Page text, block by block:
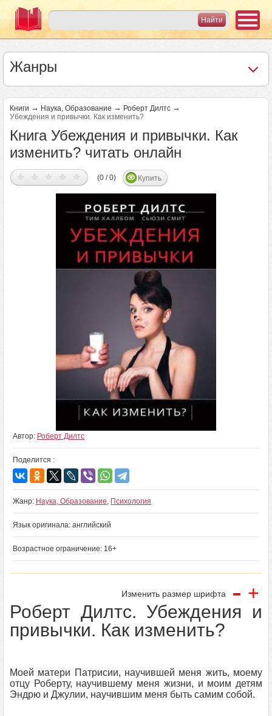
Жанры
Книги → Наука, Образование → Роберт Дилтс →
Убеждения и привычки. Как изменить?
Книга Убеждения и привычки. Как
изменить? читать онлайн
(0 / 0) Купить
Автор: Роберт Дилтс
Поделится :
Жанр: Наука, Образование, Психология
Язык оригинала: английский
Возрастное ограничение: 16+
Изменить размер шрифта - +
Роберт Дилтс. Убеждения и
привычки. Как изменить?
Моей матери Патрисии, научившей меня жить, моему
отцу Роберту, научившему меня жизни, и моим детям
Эндрю и Джулии, научившим меня быть самим собой.